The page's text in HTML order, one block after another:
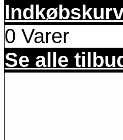
0 Varer
Se alle